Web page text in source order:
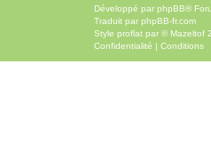
Développé par phpBB®
Traduit par phpBB-fr.com
Style proflat par © Mazeltof
Confidentialité | Conditions